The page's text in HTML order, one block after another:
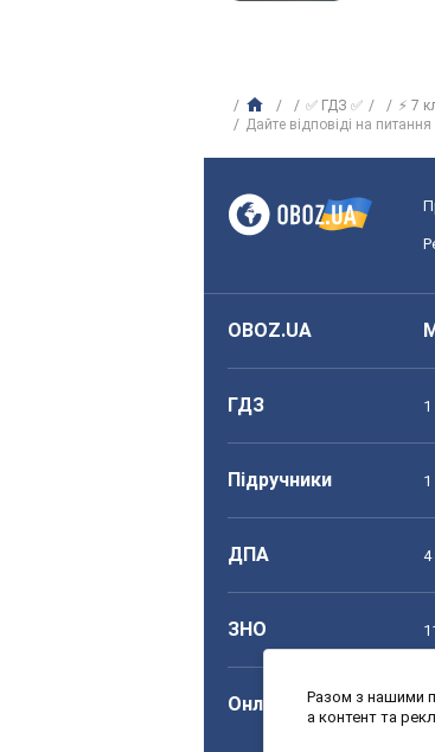
✅ ГДЗ ✅ ⚡ 7
Дайте відповіді на питання
OBOZ.UA
ГДЗ
Підручники
ДПА 4
ЗНО
Онлайн урокиРазом з нашими
а контент та